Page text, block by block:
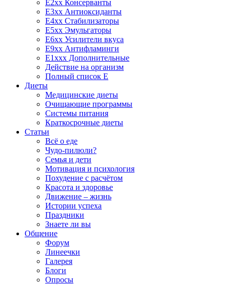
E2xx Консерванты
E3xx Антиоксиданты
E4xx Стабилизаторы
E5xx Эмульгаторы
E6xx Усилители вкуса
E9xx Антифламинги
E1xxx Дополнительные
Действие на организм
Полный список E
Диеты
Медицинские диеты
Очищающие программы
Системы питания
Краткосрочные диеты
Статьи
Всё о еде
Чудо-пилюли?
Семья и дети
Мотивация и психология
Похудение с расчётом
Красота и здоровье
Движение – жизнь
Истории успеха
Праздники
Знаете ли вы
Общение
Форум
Линеечки
Галерея
Блоги
Опросы